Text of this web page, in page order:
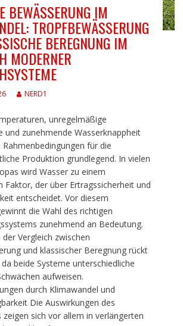
BEWÄSSERUNG IM
TROPFBEWÄSSERUNG
BEREGNUNG IM
MODERNER
NERD1
unregelmäßige
und zunehmende Wasserknappheit
für die
Produktion grundlegend. In vielen
wird Wasser zu einem
Faktor, der über Ertragssicherheit und
entscheidet. Vor diesem
die Wahl des richtigen
zunehmend an Bedeutung.
Vergleich zwischen
und klassischer Beregnung rückt
beide Systeme unterschiedliche
aufweisen.
durch Klimawandel und
Die Auswirkungen des
zeigen sich vor allem in verlängerten